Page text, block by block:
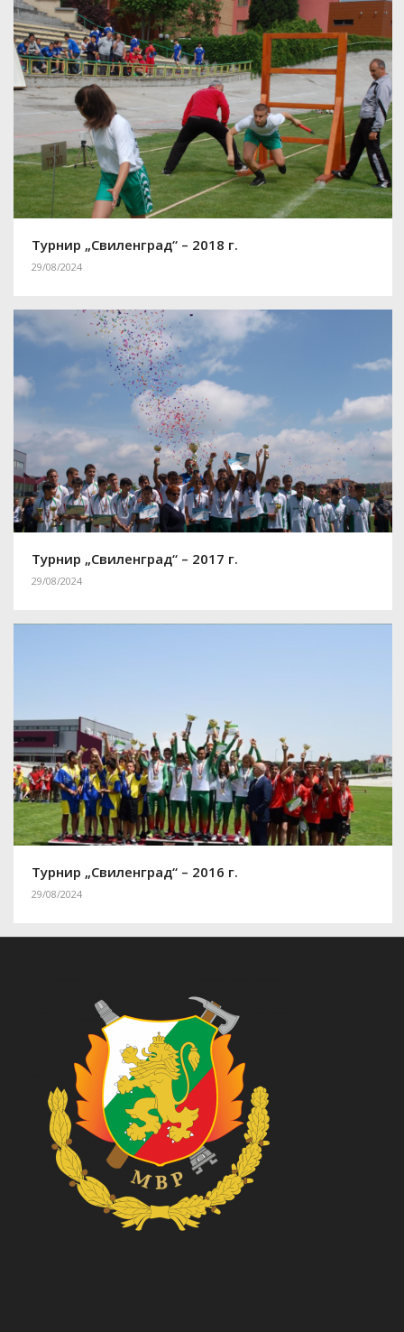
Турнир „Свиленград“ – 2018 г.
29/08/2024
Турнир „Свиленград“ – 2017 г.
29/08/2024
Турнир „Свиленград“ – 2016 г.
29/08/2024